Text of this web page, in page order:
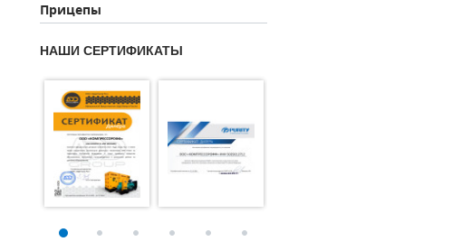
Прицепы
НАШИ СЕРТИФИКАТЫ
ДЛЯ ВАКУУМНЫХ НАСОСОВ